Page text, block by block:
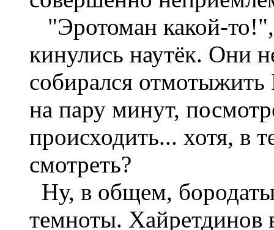
"Эротоман какой-
кинулись наутёк. Они
собирался
на пару минут,
происходить... хотя, в
смотреть?
Ну, в общем,
темноты. Хайретдинов